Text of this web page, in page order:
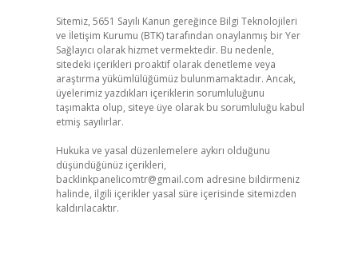
Sitemiz, 5651 Sayılı Kanun gereğince Bilgi Teknolojileri
ve İletişim Kurumu (BTK) tarafından onaylanmış bir Yer
Sağlayıcı olarak hizmet vermektedir. Bu nedenle,
sitedeki içerikleri proaktif olarak denetleme veya
araştırma yükümlülüğümüz bulunmamaktadır. Ancak,
üyelerimiz yazdıkları içeriklerin sorumluluğunu
taşımakta olup, siteye üye olarak bu sorumluluğu kabul
etmiş sayılırlar.
Hukuka ve yasal düzenlemelere aykırı olduğunu
düşündüğünüz içerikleri,
backlinkpanelicomtr@gmail.com adresine bildirmeniz
halinde, ilgili içerikler yasal süre içerisinde sitemizden
kaldırılacaktır.